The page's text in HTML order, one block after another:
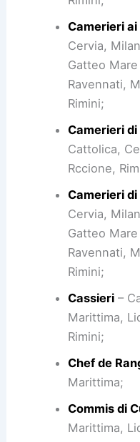
Camerieri ai
Cervia,
Gatteo
Ravennati,
Rimini;
Camerieri
Cattolica,
Rccione,
Camerieri di
Cervia,
Gatteo
Ravennati,
Rimini;
Cassieri–
Marittima,
Rimini;
Chef de
Marittima;
Commis di
Marittima,